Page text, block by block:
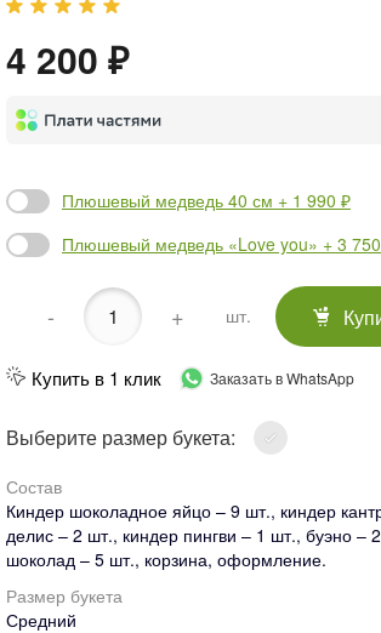
4 200 ₽
Плюшевый медведь 40 см + 1 990 ₽
Плюшевый медведь «Love you» + 3
- + шт.
Купить в 1 клик Заказать в WhatsApp
Выберите размер букета:
Состав
Киндер шоколадное яйцо – 9 шт., киндер
делис – 2 шт., киндер пингви – 1 шт., буэно –
шоколад – 5 шт., корзина, оформление.
Размер букета
Средний